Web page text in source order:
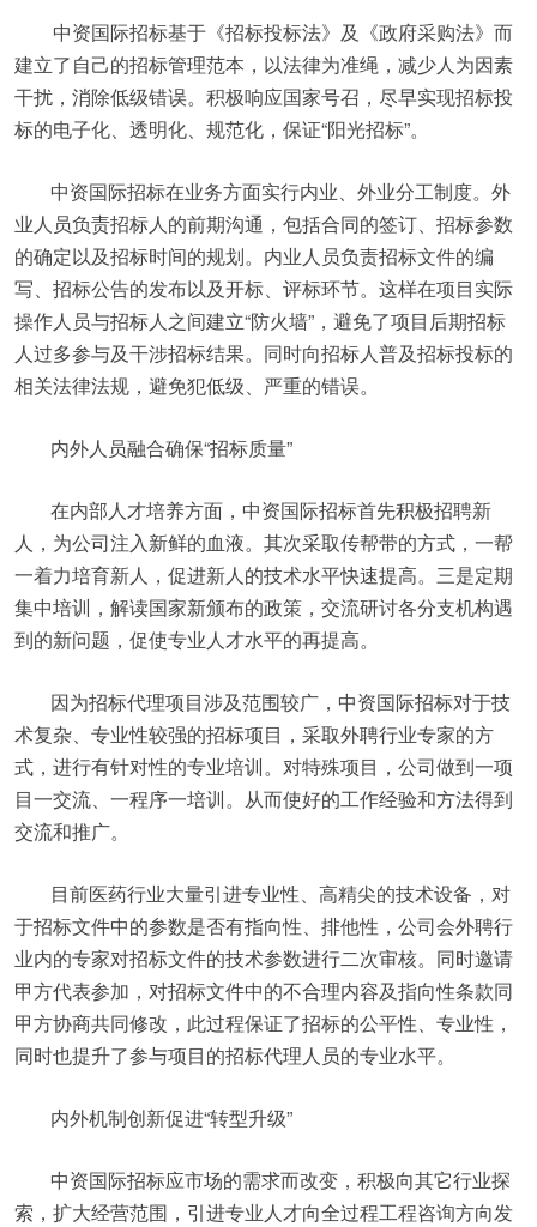
中资国际招标基于《招标投标法》及《政府采购法》而
建立了自己的招标管理范本，以法律为准绳，减少人为因素
干扰，消除低级错误。积极响应国家号召，尽早实现招标投
标的电子化、透明化、规范化，保证“阳光招标”。
中资国际招标在业务方面实行内业、外业分工制度。外
业人员负责招标人的前期沟通，包括合同的签订、招标参数
的确定以及招标时间的规划。内业人员负责招标文件的编
写、招标公告的发布以及开标、评标环节。这样在项目实际
操作人员与招标人之间建立“防火墙”，避免了项目后期招标
人过多参与及干涉招标结果。同时向招标人普及招标投标的
相关法律法规，避免犯低级、严重的错误。
内外人员融合确保“招标质量”
在内部人才培养方面，中资国际招标首先积极招聘新
人，为公司注入新鲜的血液。其次采取传帮带的方式，一帮
一着力培育新人，促进新人的技术水平快速提高。三是定期
集中培训，解读国家新颁布的政策，交流研讨各分支机构遇
到的新问题，促使专业人才水平的再提高。
因为招标代理项目涉及范围较广，中资国际招标对于技
术复杂、专业性较强的招标项目，采取外聘行业专家的方
式，进行有针对性的专业培训。对特殊项目，公司做到一项
目一交流、一程序一培训。从而使好的工作经验和方法得到
交流和推广。
目前医药行业大量引进专业性、高精尖的技术设备，对
于招标文件中的参数是否有指向性、排他性，公司会外聘行
业内的专家对招标文件的技术参数进行二次审核。同时邀请
甲方代表参加，对招标文件中的不合理内容及指向性条款同
甲方协商共同修改，此过程保证了招标的公平性、专业性，
同时也提升了参与项目的招标代理人员的专业水平。
内外机制创新促进“转型升级”
中资国际招标应市场的需求而改变，积极向其它行业探
索，扩大经营范围，引进专业人才向全过程工程咨询方向发